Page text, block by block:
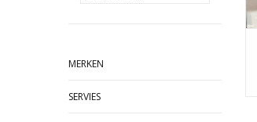
MERKEN
SERVIES